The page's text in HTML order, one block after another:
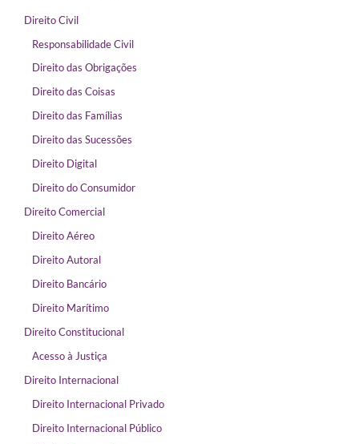
Direito Civil
Responsabilidade Civil
Direito das Obrigações
Direito das Coisas
Direito das Famílias
Direito das Sucessões
Direito Digital
Direito do Consumidor
Direito Comercial
Direito Aéreo
Direito Autoral
Direito Bancário
Direito Marítimo
Direito Constitucional
Acesso à Justiça
Direito Internacional
Direito Internacional Privado
Direito Internacional Público